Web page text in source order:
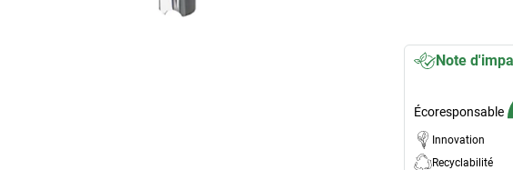
Note
Écoresponsable
Innovation
Recyclabilité